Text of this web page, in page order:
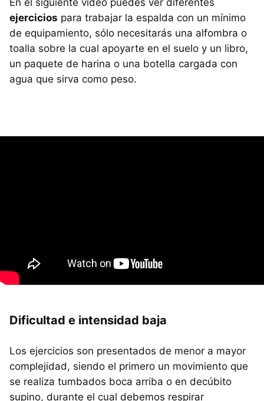
ejercicios para trabajar la espalda con un mínimo
de equipamiento, sólo necesitarás una alfombra o
toalla sobre la cual apoyarte en el suelo y un libro,
un paquete de harina o una botella cargada con
agua que sirva como peso.
Dificultad e intensidad baja
Los ejercicios son presentados de menor a mayor
complejidad, siendo el primero un movimiento que
se realiza tumbados boca arriba o en decúbito
supino, durante el cual debemos respirar